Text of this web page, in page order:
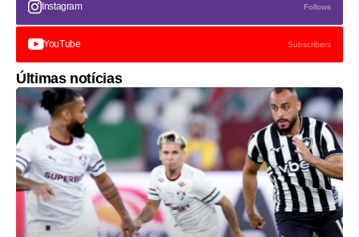
Instagram Follows
YouTube Subscribers
Últimas notícias